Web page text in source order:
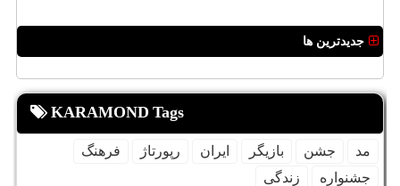
جدیدترین ها
KARAMOND Tags
مد جشن بازیگر ایران رپورتاژ
فرهنگ
جشنواره
زندگی